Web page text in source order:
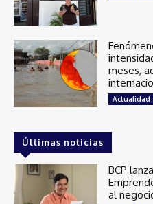
meses,
Actualidad
Últimas noticias
BCP
al